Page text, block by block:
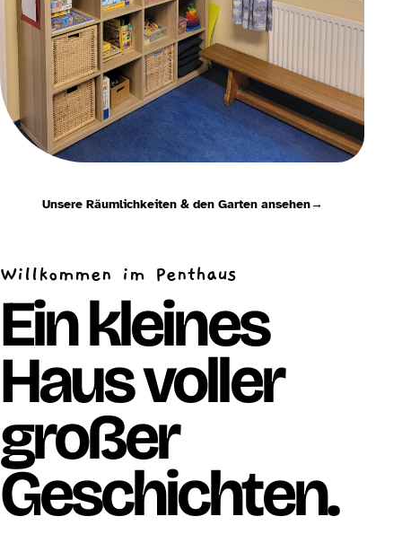
Unsere Räumlichkeiten & den Garten ansehen→
Willkommen im Penthaus
Ein kleines
Haus voller
großer
Geschichten.